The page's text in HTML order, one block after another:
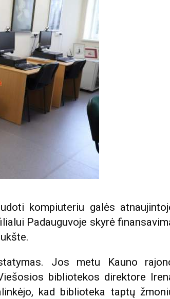
kompiuteriu galės
Padauguvoje skyrė
Jos metu Kauno
bibliotekos direktore
kad biblioteka taptų